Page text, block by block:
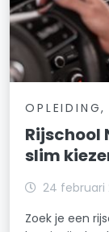
OPLEIDING,
Rijschool
slim
24 februari
Zoek je een